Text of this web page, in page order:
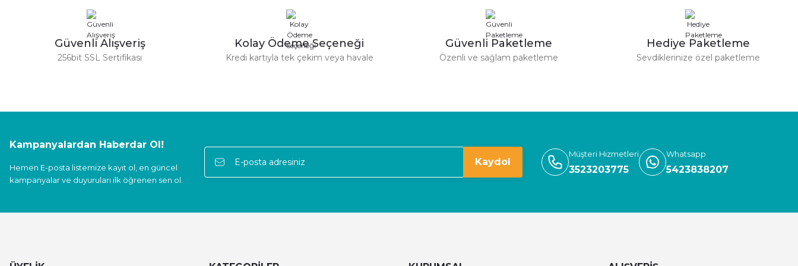
yeterince açıklayıcı bilgi içeren işlevsel bir site
O... A... | 12/12/2024
Deneyimini Paylaş
180,00 TL 240,00 TL 240,00 TL 144,00 TL
Güvenli Alışveriş
256bit SSL Sertifikası
Kolay Ödeme Seçeneği
Kredi kartıyla tek çekim veya havale
Güvenli Paketleme
Özenli ve sağlam paketleme
Hediye Paketleme
Sevdiklerinize özel paketleme
Kampanyalardan Haberdar Ol!
Hemen E-posta listemize kayıt ol, en güncel
kampanyalar ve duyuruları ilk öğrenen sen ol.
Kaydol
Müşteri Hizmetleri
3523203775
Whatsapp
5423838207